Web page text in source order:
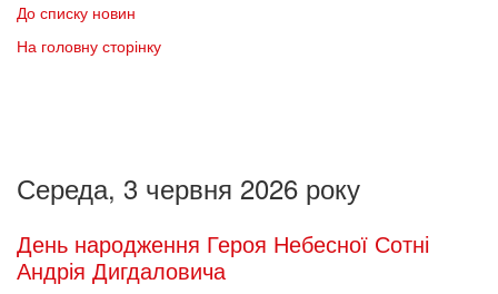
До списку новин
На головну сторінку
Середа, 3 червня 2026 року
День народження Героя Небесної Сотні
Андрія Дигдаловича